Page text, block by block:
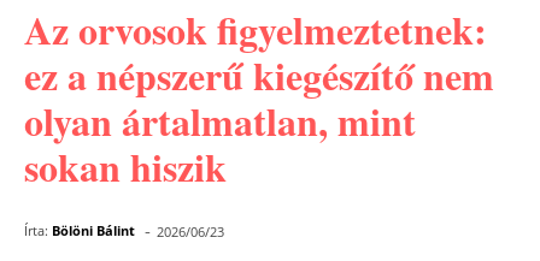
Az orvosok figyelmeztetnek:
ez a népszerű kiegészítő nem
olyan ártalmatlan, mint
sokan hiszik
Írta: Bölöni Bálint - 2026/06/23